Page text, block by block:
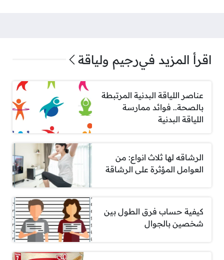
اقرأ المزيد فيرجيم ولياقة
عناصر اللياقة البدنية المرتبطة
بالصحة.. فوائد ممارسة
اللياقة البدنية
الرشاقه لها ثلاث انواع: من
العوامل المؤثرة على الرشاقة
كيفية حساب فرق الطول بين
شخصين بالجوال